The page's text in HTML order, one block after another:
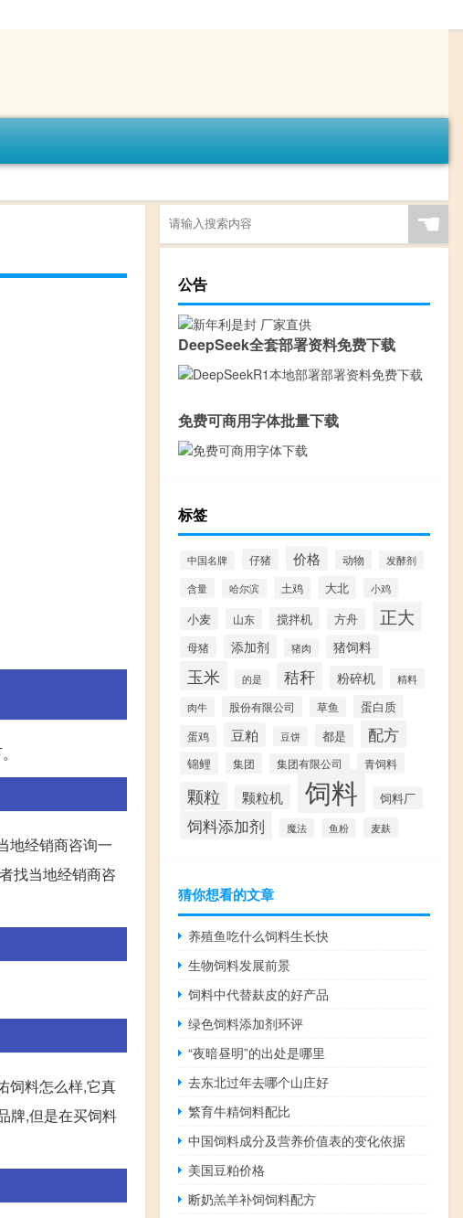
地经销商咨询一
找当地经销商咨
饲料怎么样,它真
牌,但是在买饲料
☚
公告
DeepSeek全套部署资料免费下载
免费可商用字体批量下载
标签
中国名牌 仔猪 价格 动物 发酵剂
含量 哈尔滨 土鸡 大北 小鸡
小麦 山东 搅拌机 方舟 正大
母猪 添加剂 猪肉 猪饲料
玉米 的是 秸秆 粉碎机
精料
肉牛
股份有限公司 草鱼 蛋白质
蛋鸡 豆粕 豆饼 都是 配方
锦鲤 集团 集团有限公司 青饲料
颗粒 颗粒机 饲料 饲料厂
饲料添加剂 魔法 鱼粉 麦麸
猜你想看的文章
养殖鱼吃什么饲料生长快
生物饲料发展前景
饲料中代替麸皮的好产品
绿色饲料添加剂环评
“夜暗昼明”的出处是哪里
去东北过年去哪个山庄好
繁育牛精饲料配比
中国饲料成分及营养价值表的变化依据
美国豆粕价格
断奶羔羊补饲饲料配方